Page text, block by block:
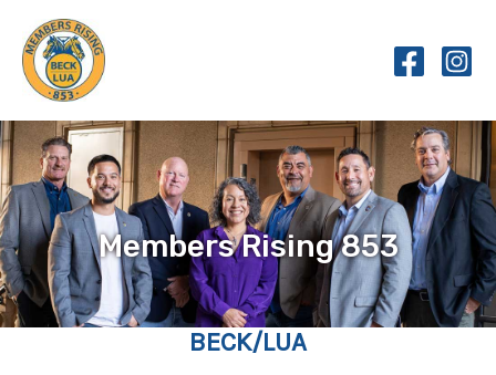
content
Members Rising 853
BECK/LUA